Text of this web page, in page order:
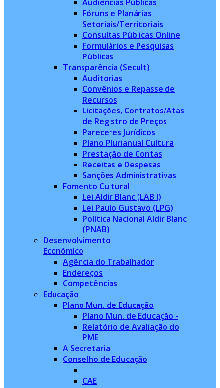
Audiências Públicas
Fóruns e Planárias
Setoriais/Territoriais
Consultas Públicas Online
Formulários e Pesquisas
Públicas
Transparência (Secult)
Auditorias
Convênios e Repasse de
Recursos
Licitações, Contratos/Atas
de Registro de Preços
Pareceres Jurídicos
Plano Plurianual Cultura
Prestação de Contas
Receitas e Despesas
Sanções Administrativas
Fomento Cultural
Lei Aldir Blanc (LAB I)
Lei Paulo Gustavo (LPG)
Política Nacional Aldir Blanc
(PNAB)
Desenvolvimento
Econômico
Agência do Trabalhador
Endereços
Competências
Educação
Plano Mun. de Educação
Plano Mun. de Educação -
Relatório de Avaliação do
PME
A Secretaria
Conselho de Educação
CAE